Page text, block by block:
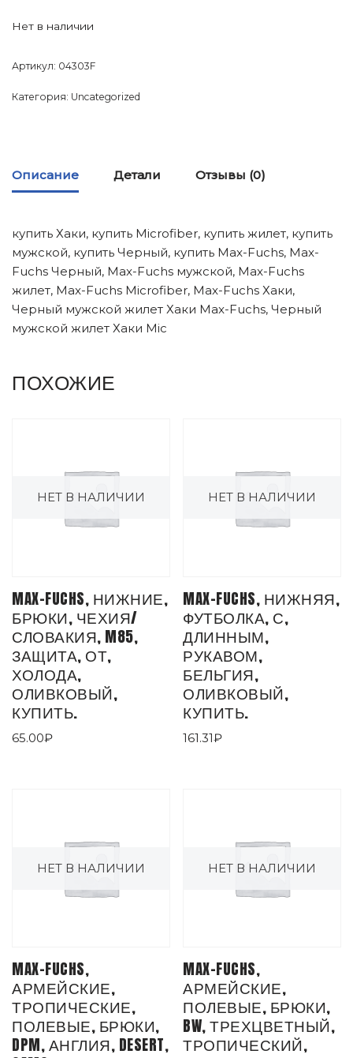
Нет в наличии
Артикул: 04303F
Категория: Uncategorized
Описание Детали Отзывы (0)
купить Хаки, купить Microfiber, купить жилет, купить
мужской, купить Черный, купить Max-Fuchs, Max-
Fuchs Черный, Max-Fuchs мужской, Max-Fuchs
жилет, Max-Fuchs Microfiber, Max-Fuchs Хаки,
Черный мужской жилет Хаки Max-Fuchs, Черный
мужской жилет Хаки Mic
ПОХОЖИЕ
НЕТ В НАЛИЧИИ
MAX-FUCHS, НИЖНИЕ,
БРЮКИ, ЧЕХИЯ/
СЛОВАКИЯ, M85,
ЗАЩИТА, ОТ,
ХОЛОДА,
ОЛИВКОВЫЙ,
КУПИТЬ.
65.00₽
НЕТ В НАЛИЧИИ
MAX-FUCHS, НИЖНЯЯ,
ФУТБОЛКА, С,
ДЛИННЫМ,
РУКАВОМ,
БЕЛЬГИЯ,
ОЛИВКОВЫЙ,
КУПИТЬ.
161.31₽
НЕТ В НАЛИЧИИ
MAX-FUCHS,
АРМЕЙСКИЕ,
ТРОПИЧЕСКИЕ,
ПОЛЕВЫЕ, БРЮКИ,
DPM, АНГЛИЯ, DESERT,
НЕТ В НАЛИЧИИ
MAX-FUCHS,
АРМЕЙСКИЕ,
ПОЛЕВЫЕ, БРЮКИ,
BW, ТРЕХЦВЕТНЫЙ,
ТРОПИЧЕСКИЙ,